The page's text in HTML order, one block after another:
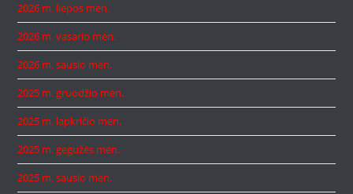
2026 m. liepos mėn.
2026 m. vasario mėn.
2026 m. sausio mėn.
2025 m. gruodžio mėn.
2025 m. lapkričio mėn.
2025 m. gegužės mėn.
2025 m. sausio mėn.